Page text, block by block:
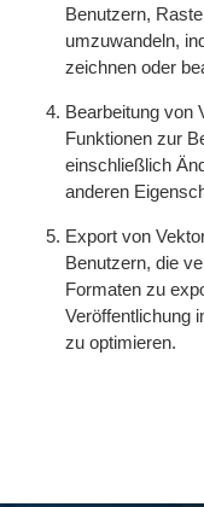
Benutzern,
umzuwandeln,
zeichnen oder
Bearbeitung von
Funktionen zur
einschließlich
anderen
Export von
Benutzern, die
Formaten zu
Veröffentlichung
zu optimieren.